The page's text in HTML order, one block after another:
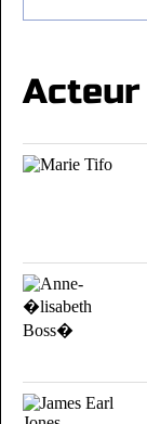
Acteur